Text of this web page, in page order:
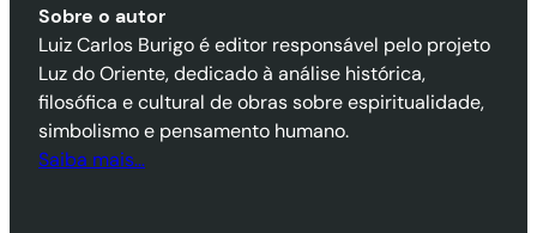
Sobre o autor
Luiz Carlos Burigo é editor responsável pelo projeto
Luz do Oriente, dedicado à análise histórica,
filosófica e cultural de obras sobre espiritualidade,
simbolismo e pensamento humano.
Saiba mais…